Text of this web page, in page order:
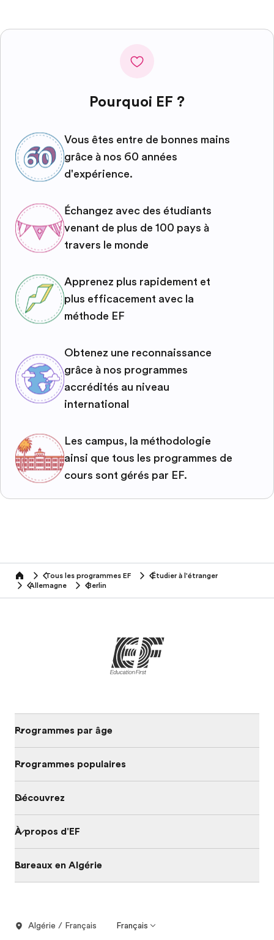
Pourquoi EF ?
Vous êtes entre de bonnes mains
grâce à nos 60 années
d'expérience.
Échangez avec des étudiants
venant de plus de 100 pays à
travers le monde
Apprenez plus rapidement et
plus efficacement avec la
méthode EF
Obtenez une reconnaissance
grâce à nos programmes
accrédités au niveau
international
Les campus, la méthodologie
ainsi que tous les programmes de
cours sont gérés par EF.
home Tous les programmes EF
Étudier à l'étranger
Allemagne
Berlin
Programmes par âge
Programmes populaires
Découvrez
À propos d'EF
Bureaux en Algérie
Algérie / Français Français